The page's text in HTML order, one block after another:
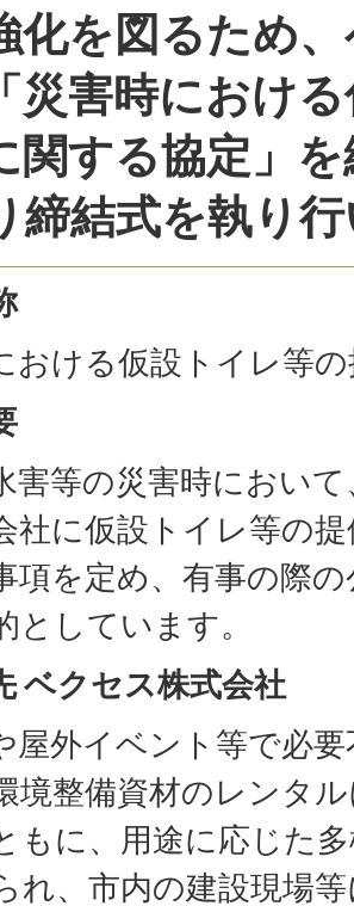
化を図るため
災害時におけ
関する協定」
締結式を執り
おける仮設トイレ等
害等の災害時におい
社に仮設トイレ等の
項を定め、有事の際
としています。
ベクセス株式会社
屋外イベント等で必
境整備資材のレンタ
もに、用途に応じた
れ、市内の建設現場